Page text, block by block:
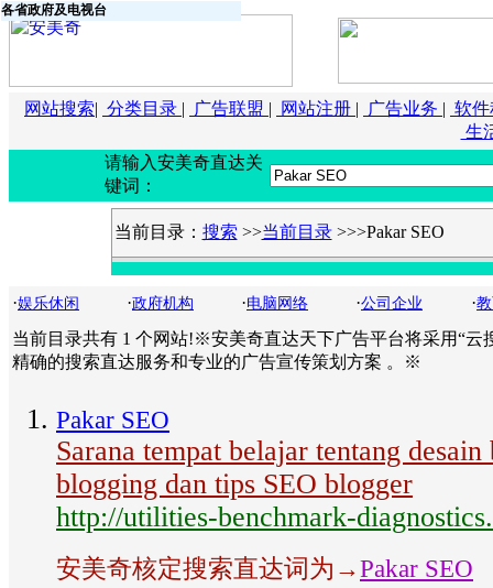
网站搜索| 分类目录 | 广告联盟 | 网站注册 | 广告业务 | 软
生
请输入安美奇直达关
键词：
当前目录： 搜索 >>当前目录>>>Pakar SEO
·娱乐休闲 ·政府机构 ·电脑网络 ·公司企业 ·
当前目录共有 1 个网站!※安美奇直达天下广告平台将采用“云
精确的搜索直达服务和专业的广告宣传策划方案 。※
Pakar SEO
Sarana tempat belajar tentang
blogging dan tips SEO blogger
http://utilities-benchmark-
安美奇核定搜索直达词为→Pakar SEO
各省政府及电视台